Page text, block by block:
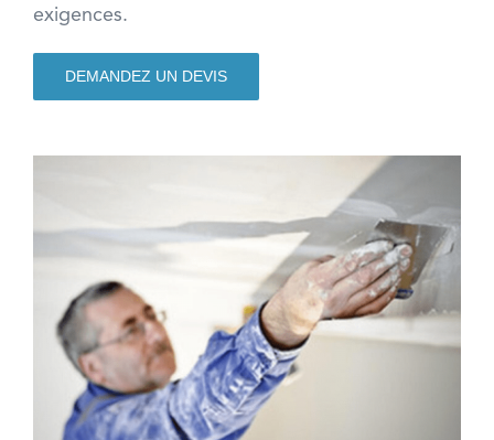
exigences.
DEMANDEZ UN DEVIS